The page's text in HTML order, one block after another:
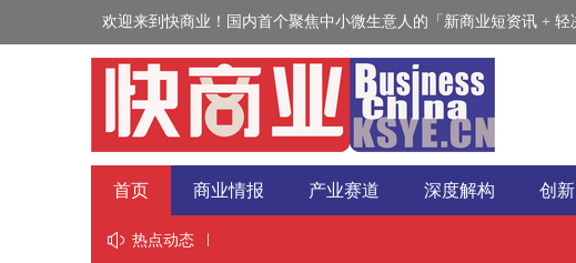
欢迎来到快商业！国内首个聚焦中小微生意人的「新商业短资讯 +
首页 商业情报 产业赛道 深度解构 创新
视野热点动态